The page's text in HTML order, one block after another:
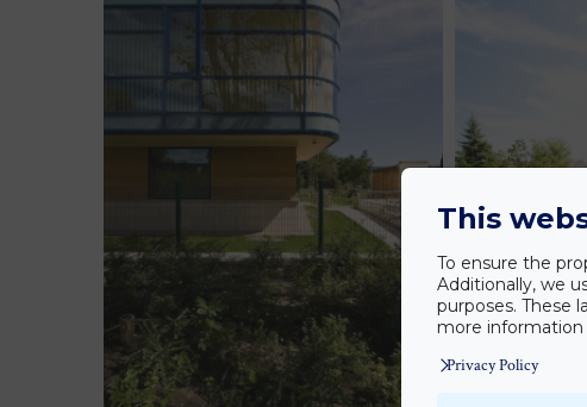
This
To ensure the
Additionally, we
purposes. These
more information
Privacy Policy